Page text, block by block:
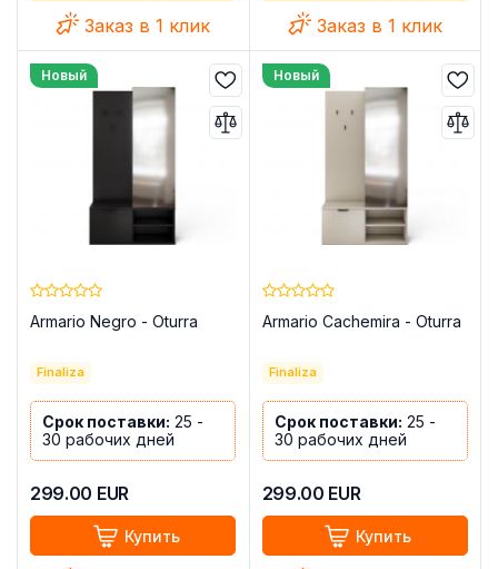
Заказ в 1 клик Заказ в 1 клик
Новый
Armario Negro - Oturra
Finaliza
Срок поставки: 25 -
30 рабочих дней
299.00 EUR
Купить
Новый
Armario Cachemira - Oturra
Finaliza
Срок поставки: 25 -
30 рабочих дней
299.00 EUR
Купить